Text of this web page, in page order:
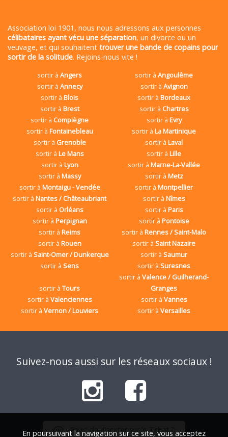
Association loi 1901, nous nous adressons aux personnes
célibataires ayant vécu une séparation, un divorce ou un
veuvage, et qui souhaitent trouver une bande de copains pour
sortir de la solitude. Rejoins-nous vite !
sortir àAngers sortir àAngoulême
sortir à Annecy sortir à Avignon
sortir àBlois sortir àBordeaux
sortir à Brest sortir à Chartres
sortir à Compiègne sortir à Evry
sortir à Fontainebleau sortir àLa Martinique
sortir à Grenoble sortir àLaval
sortir à Le Mans sortir àLille
sortir à Lyon sortir àMarne-La-Vallée
sortir à Massy sortir à Metz
sortir à Montaigu - Vendée sortir àMontpellier
sortir àNantes / Châteaubriant sortir à Nîmes
sortir à Orléans sortir à Paris
sortir à Perpignan sortir à Pontoise
sortir àReims sortir àRennes / Saint-Malo
sortir à Rouen sortir àSaint Nazaire
sortir à Saint-Omer / Dunkerque sortir àSaumur
sortir àSens sortir àSuresnes
sortir àTours
sortir àValence / Guilherand-
Granges
sortir à Valenciennes sortir à Vannes
sortir àVernon / Louviers sortir àVersailles
Suivez-nous aussi sur les réseaux sociaux !
Envie de discuter sur le Tchat ?
En poursuivant la navigation sur ce site, vous acceptez